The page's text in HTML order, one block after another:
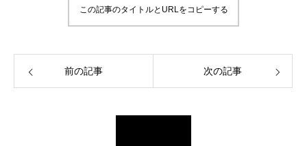
この記事のタイトルとURLをコピーする
前の記事 次の記事